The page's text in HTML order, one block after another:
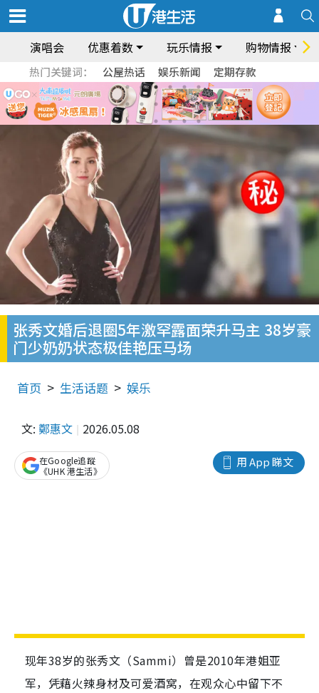
演唱会 优惠着数 玩乐情报 购物情报
热门关键词： 公屋热话 娱乐新闻 定期存款
张秀文婚后退圈5年激罕露面荣升马主 38岁豪
门少奶奶状态极佳艳压马场
首页 生活话题 娱乐
文: 鄭惠文 2026.05.08
用 App 睇文
在Google追蹤
《UHK 港生活》
现年38岁的张秀文（Sammi）曾是2010年港姐亚
军，凭藉火辣身材及可爱酒窝，在观众心中留下不